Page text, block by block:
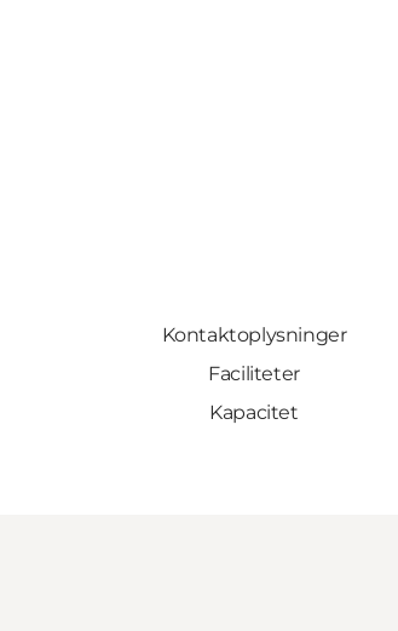
Kontaktoplysninger
Faciliteter
Kapacitet